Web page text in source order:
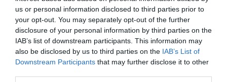
us or personal information disclosed to third parties prior to
your opt-out. You may separately opt-out of the further
disclosure of your personal information by third parties on the
IAB’s list of downstream participants. This information may
also be disclosed by us to third parties on the IAB’s List of
Downstream Participants that may further disclose it to other
A templomhomlokzat sorsa sokáig kétséges
volt, hiszen épp a sokkal értékesebb barokk
belső sérült jobban. Ideiglenesen
helyreállították a 19. századi homlokzatot,
viszont lebontották az életveszélyessé vált
tornyokat, ami mögött megkezdődött a